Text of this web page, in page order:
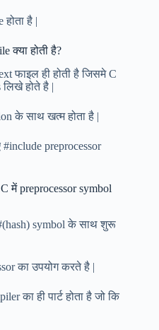
है |
क्या होती है?
फाइल ही होती है जिसमे C
होते है |
के साथ खत्म होता है |
preprocessor
में preprocessor symbol
symbol के साथ शुरू
का उपयोग करते है |
का ही पार्ट होता है जो कि